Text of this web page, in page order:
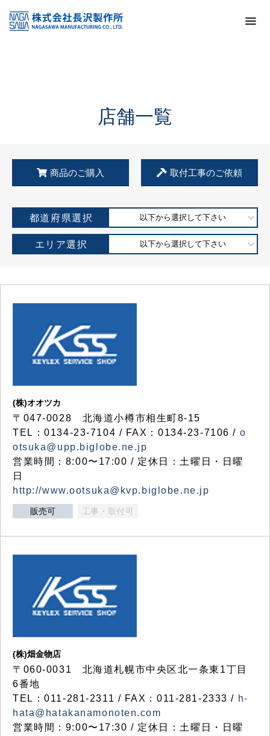
KSS加盟店・取扱店情報
店舗一覧
店舗一覧
商品のご購入 取付工事のご依頼
都道府県選択 以下から選択して下さい
エリア選択 以下から選択して下さい
(株)オオツカ
〒047-0028 北海道小樽市相生町8-15
TEL：0134-23-7104 / FAX：0134-23-7106 / o
otsuka@upp.biglobe.ne.jp
営業時間：8:00〜17:00 / 定休日：土曜日・日曜
日
http://www.ootsuka@kvp.biglobe.ne.jp
販売可 工事・取付可
(株)畑金物店
〒060-0031 北海道札幌市中央区北一条東1丁目
6番地
TEL：011-281-2311 / FAX：011-281-2333 / h-
hata@hatakanamonoten.com
営業時間：9:00〜17:30 / 定休日：土曜日・日曜